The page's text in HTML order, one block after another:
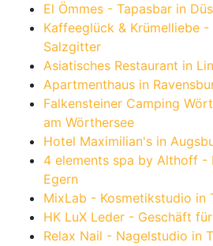
El Ömmes - Tapasbar in
Kaffeeglück & Krümelliebe
Salzgitter
Asiatisches Restaurant in
Apartmenthaus in
Falkensteiner Camping
am Wörthersee
Hotel Maximilian's in
4 elements spa by Althoff -
Egern
MixLab - Kosmetikstudio in
HK LuX Leder - Geschäft
Relax Nail - Nagelstudio in